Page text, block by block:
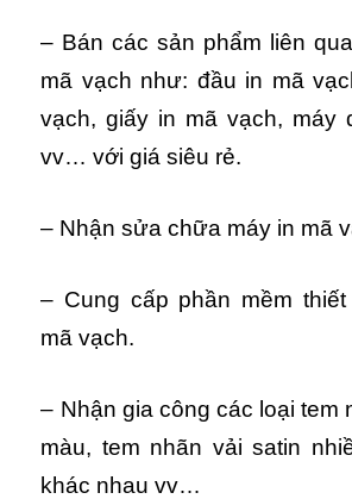
– Bán các sản phẩm liên
mã vạch như: đầu in mã
vạch, giấy in mã vạch, máy
vv… với giá siêu rẻ.
– Nhận sửa chữa máy in mã
– Cung cấp phần mềm
mã vạch.
– Nhận gia công các loại tem
màu, tem nhãn vải satin
khác nhau vv…